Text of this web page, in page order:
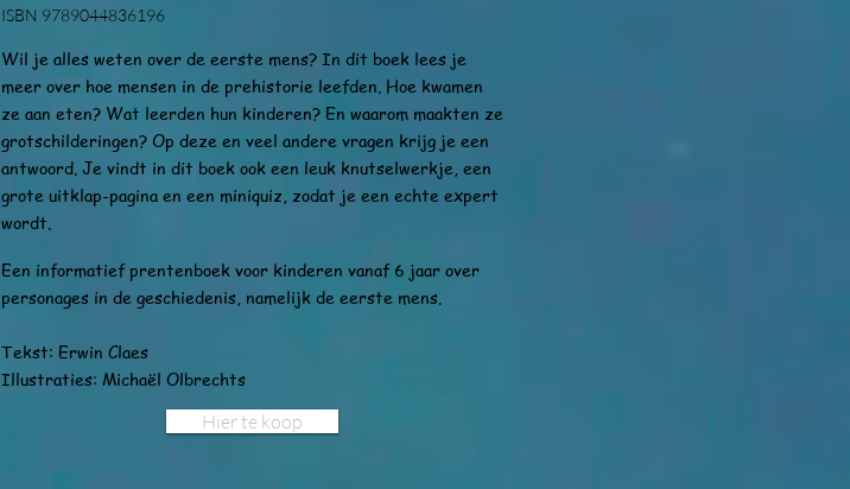
ISBN 9789044836196
Wil je alles weten over de eerste mens? In dit boek lees je
meer over hoe mensen in de prehistorie leefden. Hoe kwamen
ze aan eten? Wat leerden hun kinderen? En waarom maakten ze
grotschilderingen? Op deze en veel andere vragen krijg je een
antwoord. Je vindt in dit boek ook een leuk knutselwerkje, een
grote uitklap-pagina en een miniquiz, zodat je een echte expert
wordt.
Een informatief prentenboek voor kinderen vanaf 6 jaar over
personages in de geschiedenis, namelijk de eerste mens.
Tekst: Erwin Claes
Illustraties: Michaël Olbrechts
Hier te koop